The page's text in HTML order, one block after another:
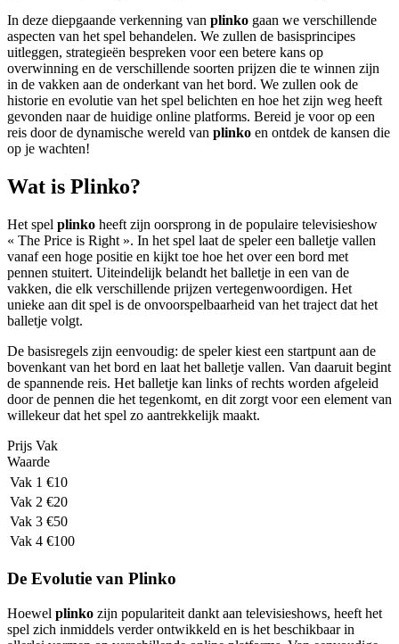
In deze diepgaande verkenning van plinko gaan we verschillende
aspecten van het spel behandelen. We zullen de basisprincipes
uitleggen, strategieën bespreken voor een betere kans op
overwinning en de verschillende soorten prijzen die te winnen zijn
in de vakken aan de onderkant van het bord. We zullen ook de
historie en evolutie van het spel belichten en hoe het zijn weg heeft
gevonden naar de huidige online platforms. Bereid je voor op een
reis door de dynamische wereld van plinko en ontdek de kansen die
op je wachten!
Wat is Plinko?
Het spel plinko heeft zijn oorsprong in de populaire televisieshow
« The Price is Right ». In het spel laat de speler een balletje vallen
vanaf een hoge positie en kijkt toe hoe het over een bord met
pennen stuitert. Uiteindelijk belandt het balletje in een van de
vakken, die elk verschillende prijzen vertegenwoordigen. Het
unieke aan dit spel is de onvoorspelbaarheid van het traject dat het
balletje volgt.
De basisregels zijn eenvoudig: de speler kiest een startpunt aan de
bovenkant van het bord en laat het balletje vallen. Van daaruit begint
de spannende reis. Het balletje kan links of rechts worden afgeleid
door de pennen die het tegenkomt, en dit zorgt voor een element van
willekeur dat het spel zo aantrekkelijk maakt.
Prijs Vak
Waarde
Vak 1 €10
Vak 2 €20
Vak 3 €50
Vak 4 €100
De Evolutie van Plinko
Hoewel plinko zijn populariteit dankt aan televisieshows, heeft het
spel zich inmiddels verder ontwikkeld en is het beschikbaar in